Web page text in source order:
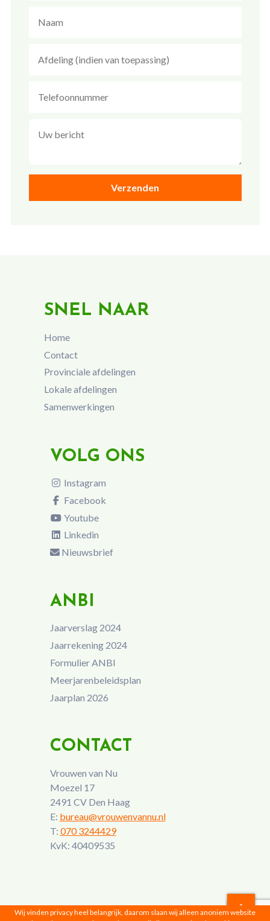
SNEL NAAR
Home
Contact
Provinciale afdelingen
Lokale afdelingen
Samenwerkingen
VOLG ONS
Instagram
Facebook
Youtube
Linkedin
Nieuwsbrief
ANBI
Jaarverslag 2024
Jaarrekening 2024
Formulier ANBI
Meerjarenbeleidsplan
Jaarplan 2026
CONTACT
Vrouwen van Nu
Moezel 17
2491 CV Den Haag
E: bureau@vrouwenvannu.nl
T: 070 3244429
KvK: 40409535
Wij vinden privacy heel belangrijk, daarom slaan wij alleen anoniem website